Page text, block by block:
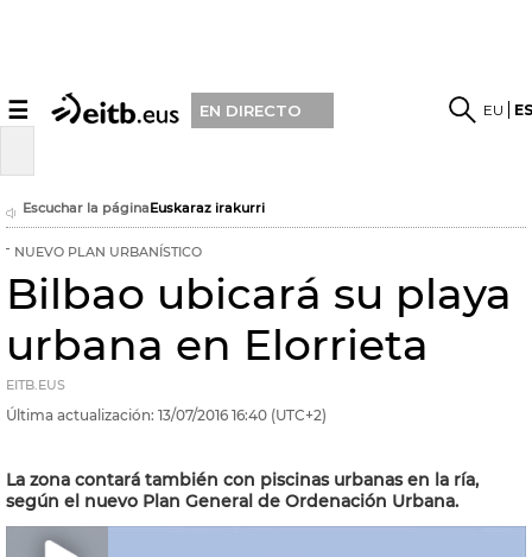
☰ EN DIRECTO EU
Escuchar la páginaEuskaraz irakurri
NUEVO PLAN URBANÍSTICO
Bilbao ubicará su playa
urbana en Elorrieta
EITB.EUS
Última actualización: 13/07/2016 16:40 (UTC+2)
La zona contará también con piscinas urbanas en la ría,
según el nuevo Plan General de Ordenación Urbana.